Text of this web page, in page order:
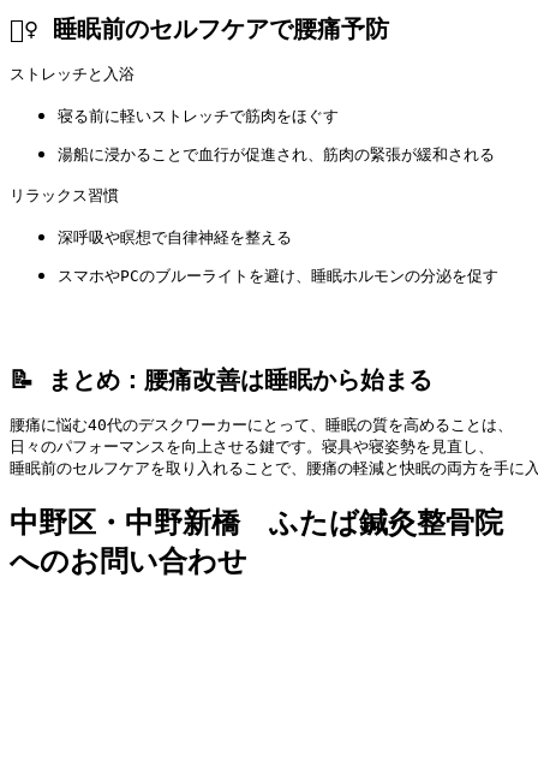
🧘‍♀️ 睡眠前のセルフケアで腰痛予防
ストレッチと入浴
寝る前に軽いストレッチで筋肉をほぐす
湯船に浸かることで血行が促進され、筋肉の緊張が緩和される
リラックス習慣
深呼吸や瞑想で自律神経を整える
スマホやPCのブルーライトを避け、睡眠ホルモンの分泌を促す
📝 まとめ：腰痛改善は睡眠から始まる
腰痛に悩む40代のデスクワーカーにとって、睡眠の質を高めることは、
日々のパフォーマンスを向上させる鍵です。寝具や寝姿勢を見直し、
睡眠前のセルフケアを取り入れることで、腰痛の軽減と快眠の両方を手に
中野区・中野新橋 ふたば鍼灸整骨院
へのお問い合わせ